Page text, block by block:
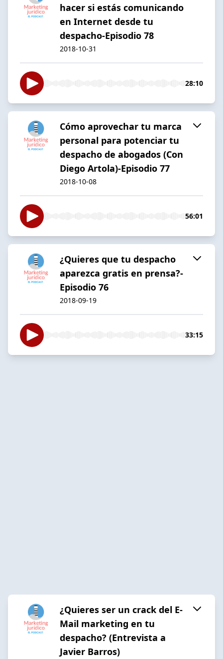
hacer si estás comunicando
en Internet desde tu
despacho-Episodio 78
2018-10-31
28:10
Cómo aprovechar tu marca
personal para potenciar tu
despacho de abogados (Con
Diego Artola)-Episodio 77
2018-10-08
56:01
¿Quieres que tu despacho
aparezca gratis en prensa?-
Episodio 76
2018-09-19
33:15
¿Quieres ser un crack del E-
Mail marketing en tu
despacho? (Entrevista a
Javier Barros)